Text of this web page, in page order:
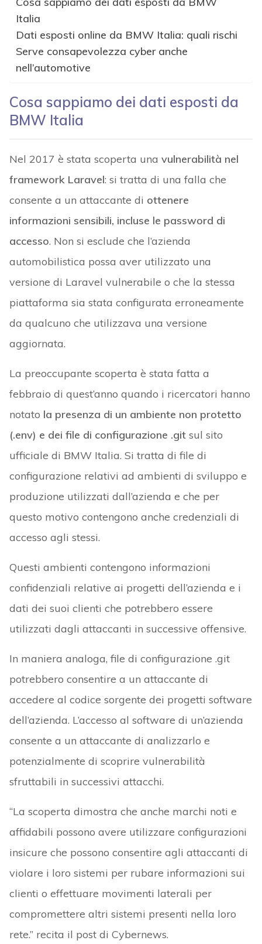
Italia
Dati esposti online da BMW Italia: quali rischi
Serve consapevolezza cyber anche
nell’automotive
Cosa sappiamo dei dati esposti da
BMW Italia
Nel 2017 è stata scoperta una vulnerabilità nel
framework Laravel: si tratta di una falla che
consente a un attaccante di ottenere
informazioni sensibili, incluse le password di
accesso. Non si esclude che l’azienda
automobilistica possa aver utilizzato una
versione di Laravel vulnerabile o che la stessa
piattaforma sia stata configurata erroneamente
da qualcuno che utilizzava una versione
aggiornata.
La preoccupante scoperta è stata fatta a
febbraio di quest’anno quando i ricercatori hanno
notato la presenza di un ambiente non protetto
(.env) e dei file di configurazione .gitsul sito
ufficiale di BMW Italia. Si tratta di file di
configurazione relativi ad ambienti di sviluppo e
produzione utilizzati dall’azienda e che per
questo motivo contengono anche credenziali di
accesso agli stessi.
Questi ambienti contengono informazioni
confidenziali relative ai progetti dell’azienda e i
dati dei suoi clienti che potrebbero essere
utilizzati dagli attaccanti in successive offensive.
In maniera analoga, file di configurazione .git
potrebbero consentire a un attaccante di
accedere al codice sorgente dei progetti software
dell’azienda. L’accesso al software di un’azienda
consente a un attaccante di analizzarlo e
potenzialmente di scoprire vulnerabilità
sfruttabili in successivi attacchi.
“La scoperta dimostra che anche marchi noti e
affidabili possono avere utilizzare configurazioni
insicure che possono consentire agli attaccanti di
violare i loro sistemi per rubare informazioni sui
clienti o effettuare movimenti laterali per
compromettere altri sistemi presenti nella loro
rete.” recita il post di Cybernews.